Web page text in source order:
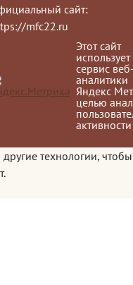
сайт:
mfc22.ru
Этот сайт
использует
сервис
аналитики
Яндекс
целью
активности
другие технологии, чтобы